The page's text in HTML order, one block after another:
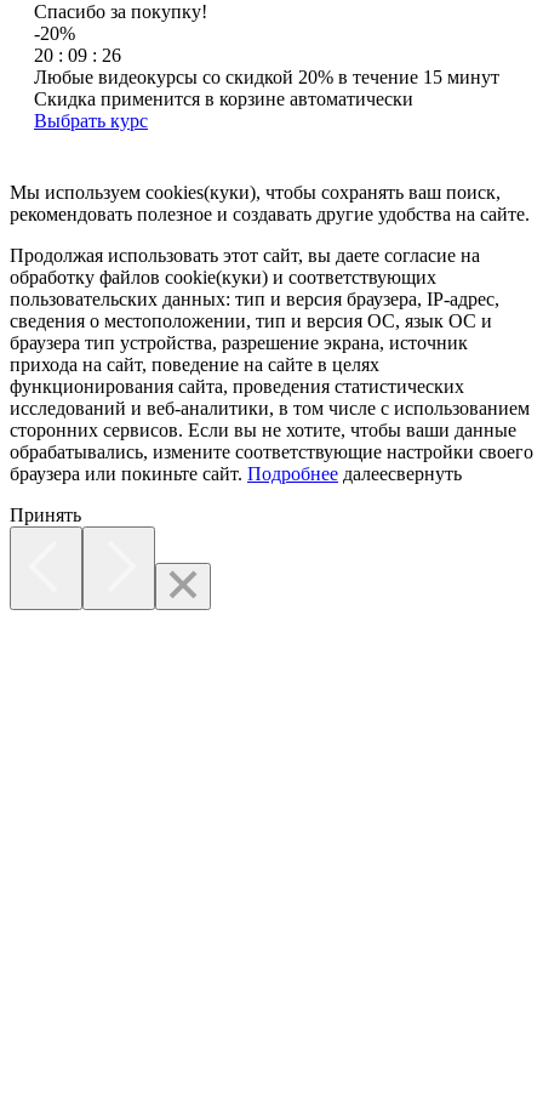
Спасибо за покупку!
-20%
20 : 09 : 26
Любые видеокурсы со скидкой 20% в течение 15 минут
Скидка применится в корзине автоматически
Выбрать курс
Мы используем cookies(куки), чтобы сохранять ваш поиск,
рекомендовать полезное и создавать другие удобства на сайте.
Продолжая использовать этот сайт, вы даете согласие на
обработку файлов cookie(куки) и соответствующих
пользовательских данных: тип и версия браузера, IP-адрес,
сведения о местоположении, тип и версия ОС, язык ОС и
браузера тип устройства, разрешение экрана, источник
прихода на сайт, поведение на сайте в целях
функционирования сайта, проведения статистических
исследований и веб-аналитики, в том числе с использованием
сторонних сервисов. Если вы не хотите, чтобы ваши данные
обрабатывались, измените соответствующие настройки своего
браузера или покиньте сайт. Подробнее далеесвернуть
Принять